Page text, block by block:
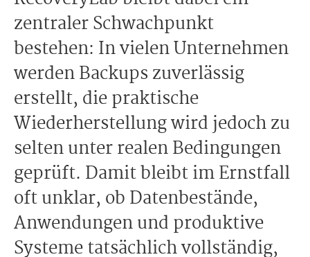
zentraler Schwachpunkt
bestehen: In vielen Unternehmen
werden Backups zuverlässig
erstellt, die praktische
Wiederherstellung wird jedoch zu
selten unter realen Bedingungen
geprüft. Damit bleibt im Ernstfall
oft unklar, ob Datenbestände,
Anwendungen und produktive
Systeme tatsächlich vollständig,